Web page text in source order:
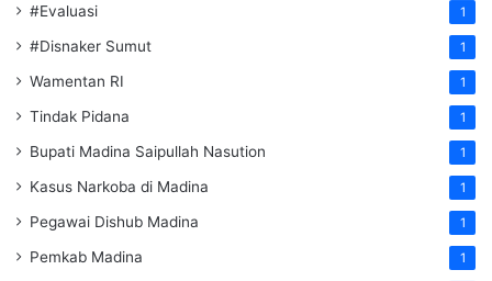
#Evaluasi 1
#Disnaker Sumut 1
Wamentan RI 1
Tindak Pidana 1
Bupati Madina Saipullah Nasution 1
Kasus Narkoba di Madina 1
Pegawai Dishub Madina 1
Pemkab Madina 1